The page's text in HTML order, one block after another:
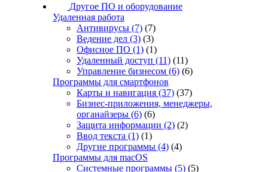
Другое ПО и оборудование
Удаленная работа
Антивирусы (7) (7)
Ведение дел (3) (3)
Офисное ПО (1) (1)
Удаленный доступ (11) (11)
Управление бизнесом (6) (6)
Программы для смартфонов
Карты и навигация (37) (37)
Бизнес-приложения, менеджеры,
органайзеры (6) (6)
Защита информации (2) (2)
Ввод текста (1) (1)
Другие программы (4) (4)
Программы для macOS
Системные программы (5) (5)